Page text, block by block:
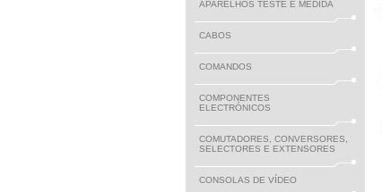
APARELHOS TESTE E MEDIDA
CABOS
COMANDOS
COMPONENTES
ELECTRÓNICOS
COMUTADORES, CONVERSORES,
SELECTORES E EXTENSORES
CONSOLAS DE VÍDEO